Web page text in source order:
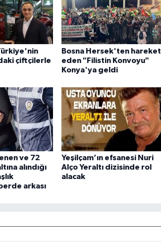
çiftçilerle
Bosna Hersek'ten hareket
eden "Filistin Konvoyu"
Konya'ya geldi
ve 72
alındığı
arkası
Yeşilçam’ın efsanesi Nuri
Alço Yeraltı dizisinde rol
alacak